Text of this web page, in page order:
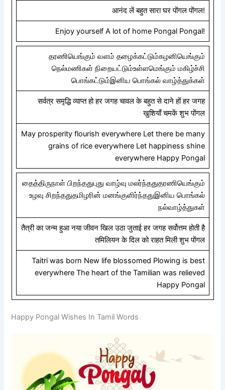
आनंद लें बहुत सारा घर पोंगल पोंगल!
Enjoy yourself A lot of home Pongal Pongal!
தரணியெங்கும் வளம் தழைக்கட்டும்கழனியெங்கும்
நெல்மணிகள் நிறையட்டும்உள்ளமெங்கும் மகிழ்ச்சி
பொங்கட்டும்இனிய பொங்கல் வாழ்த்துக்கள்
सर्वत्र समृद्धि व्याप्त हो हर जगह चावल के बहुत से दाने हों हर जगह
खुशियाँ चमकें शुभ पोंगल
May prosperity flourish everywhere Let there be many
grains of rice everywhere Let happiness shine
everywhere Happy Pongal
தைத்திருநாள் பிறந்ததுபுது வாழ்வு மலர்ந்ததுதரணியெங்கும்
உழவு சிறந்ததுதமிழரின் மனங்குளிர்ந்ததுஇனிய பொங்கல்
நல்வாழ்த்துகள்
तैत्री का जन्म हुआ नया जीवन खिल उठा जुताई हर जगह सर्वोत्तम होती है
तमिलियन के दिल को राहत मिली शुभ पोंगल
Taitri was born New life blossomed Plowing is best
everywhere The heart of the Tamilian was relieved
Happy Pongal
Happy Pongal Wishes In Tamil Words